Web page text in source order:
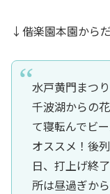
↓偕楽園本園から
水戸黄門まつ
千波湖からの
て寝転んでビ
オススメ！後
日、打上げ終
所は昼過ぎか